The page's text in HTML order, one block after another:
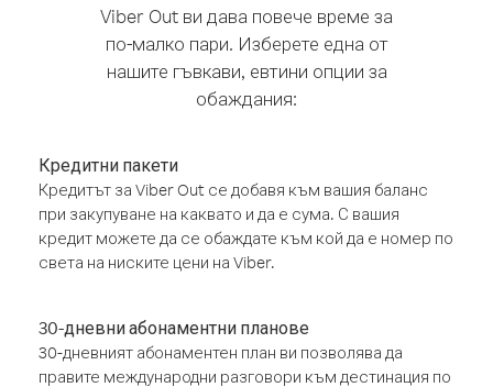
Viber Out ви дава повече време за
по-малко пари. Изберете една от
нашите гъвкави, евтини опции за
обаждания:
Кредитни пакети
Кредитът за Viber Out се добавя към вашия баланс
при закупуване на каквато и да е сума. С вашия
кредит можете да се обаждате към кой да е номер по
света на ниските цени на Viber.
30-дневни абонаментни планове
30-дневният абонаментен план ви позволява да
правите международни разговори към дестинация по